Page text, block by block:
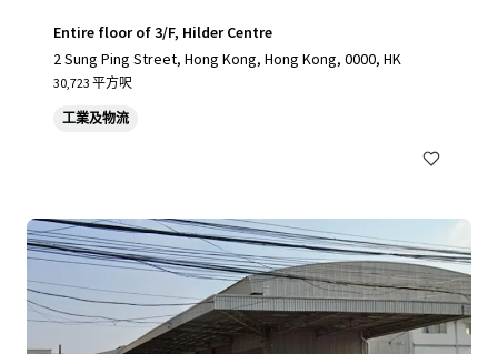
Entire floor of 3/F, Hilder Centre
2 Sung Ping Street, Hong Kong, Hong Kong, 0000, HK
30,723 平方呎
工業及物流